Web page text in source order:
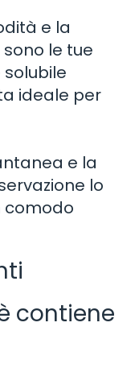
e la
le tue
ideale per
e la
lo
comodo
contiene